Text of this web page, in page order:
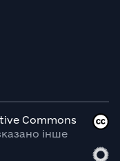
Commons
інше